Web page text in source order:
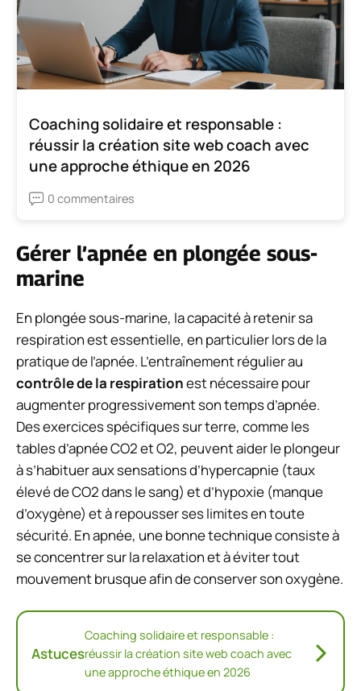
Coaching solidaire et responsable :
réussir la création site web coach avec
une approche éthique en 2026
0 commentaires
Gérer l’apnée en plongée sous-
marine
En plongée sous-marine, la capacité à retenir sa
respiration est essentielle, en particulier lors de la
pratique de l’apnée. L’entraînement régulier au
contrôle de la respirationest nécessaire pour
augmenter progressivement son temps d’apnée.
Des exercices spécifiques sur terre, comme les
tables d’apnée CO2 et O2, peuvent aider le plongeur
à s’habituer aux sensations d’hypercapnie (taux
élevé de CO2 dans le sang) et d’hypoxie (manque
d’oxygène) et à repousser ses limites en toute
sécurité. En apnée, une bonne technique consiste à
se concentrer sur la relaxation et à éviter tout
mouvement brusque afin de conserver son oxygène.
Astuces
Coaching solidaire et responsable :
réussir la création site web coach avec
une approche éthique en 2026